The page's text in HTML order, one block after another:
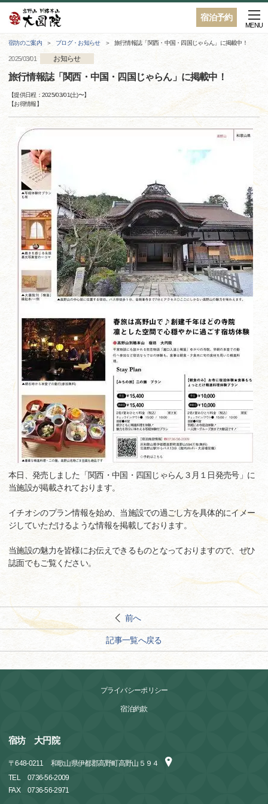
宿泊予約
MENU
宿坊のご案内 ブログ・お知らせ 旅行情報誌「関西・中国・四国じゃらん」に掲載中！
2025/03/01 お知らせ
旅行情報誌「関西・中国・四国じゃらん」に掲載中！
【提供日程：2025/03/01(土)〜】
【お得情報】
本日、発売しました「関西・中国・四国じゃらん３月１日発売号」に
当施設が掲載されております。
イチオシのプラン情報を始め、当施設での過ごし方を具体的にイメー
ジしていただけるような情報を掲載しております。
当施設の魅力を皆様にお伝えできるものとなっておりますので、ぜひ
誌面でもご覧ください。
前へ
記事一覧へ戻る
プライバシーポリシー
宿泊約款
宿坊 大円院
〒648-0211
和歌山県伊都郡高野町高野山５９４
TEL
0736-56-2009
FAX
0736-56-2971